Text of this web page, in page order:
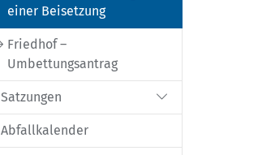
einer Beisetzung
Friedhof –
Umbettungsantrag
Satzungen
Abfallkalender